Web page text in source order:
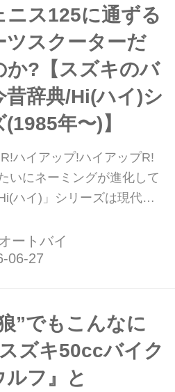
ニス125に通ずる
ツスクーターだ
か?【スズキのバ
昔辞典/Hi(ハイ)シ
(1985年〜)】
ハイアップ!ハイアップR!
いにネーミングが進化して
ハイ)」シリーズは現代の
たのか?【スズキのバイク
ハイ)シリーズ(1985
を紹介する連載企画。 そん
歴代バイクを振り返りなが
今のバイクに例えるな
編集部 岩瀬が独断と偏見
ートバイ
”でもこんなに
ズキ50ccバイク
ルフ』と